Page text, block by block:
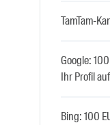
TamTam-
Google:
Ihr Profil
Bing: 100